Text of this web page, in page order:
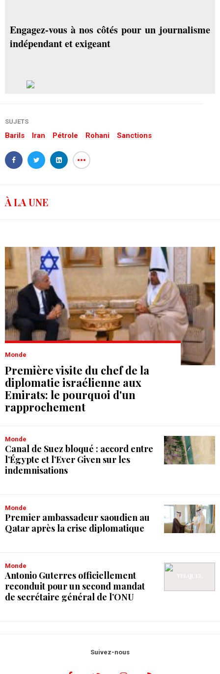
Engagez-vous à nos côtés pour un journalisme
indépendant et exigeant
SUJETS
Barils Iran Pétrole Rohani Sanctions
À LA UNE
Monde
Première visite du chef de la
diplomatie israélienne aux
Emirats: le pourquoi d'un
rapprochement
Monde
Canal de Suez bloqué : accord entre
l’Égypte et l’Ever Given sur les
indemnisations
Monde
Premier ambassadeur saoudien au
Qatar après la crise diplomatique
Monde
Antonio Guterres officiellement
reconduit pour un second mandat
de secrétaire général de l’ONU
Suivez-nous